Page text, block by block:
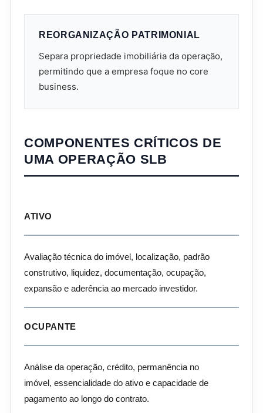
REORGANIZAÇÃO PATRIMONIAL
Separa propriedade imobiliária da operação,
permitindo que a empresa foque no core
business.
COMPONENTES CRÍTICOS DE
UMA OPERAÇÃO SLB
ATIVO
Avaliação técnica do imóvel, localização, padrão
construtivo, liquidez, documentação, ocupação,
expansão e aderência ao mercado investidor.
OCUPANTE
Análise da operação, crédito, permanência no
imóvel, essencialidade do ativo e capacidade de
pagamento ao longo do contrato.